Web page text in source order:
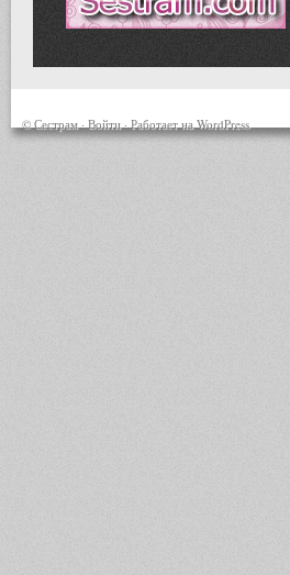
© Сестрам · Войти · Работает на WordPress